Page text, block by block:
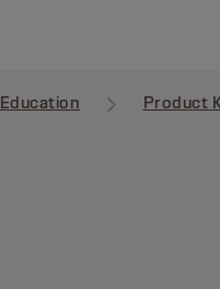
Education Product